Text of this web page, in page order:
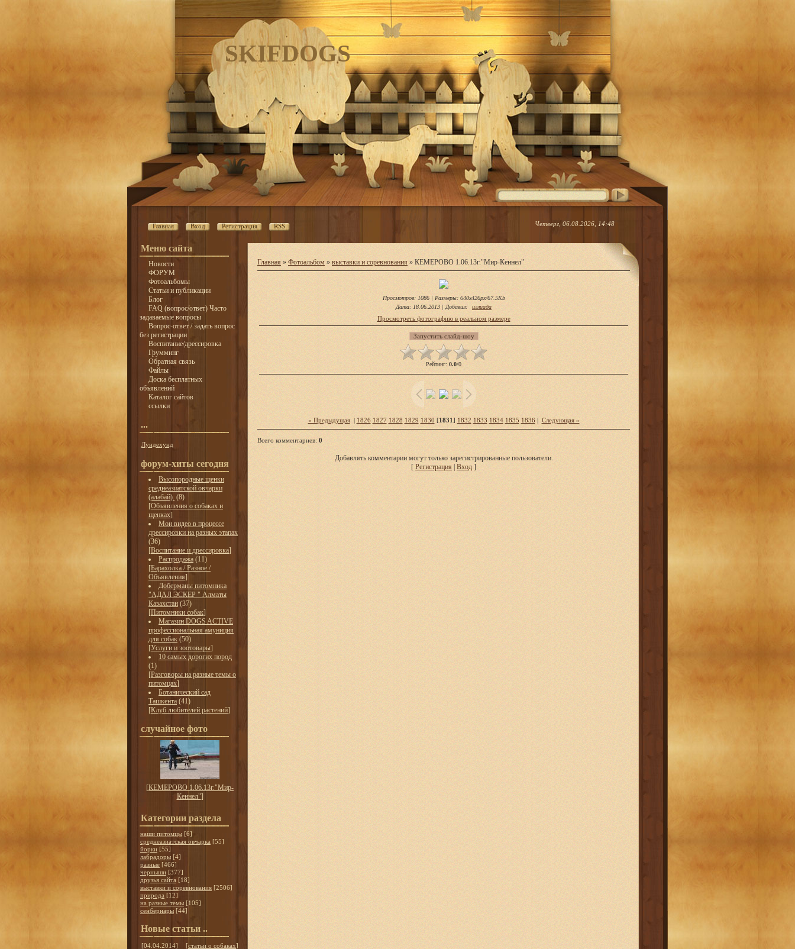
SKIFDOGS
Главная Вход Регистрация RSS Четверг, 06.08.2026, 14:48
Меню сайта
Новости
ФОРУМ
Фотоальбомы
Статьи и публикации
Блог
FAQ (вопрос/ответ) Часто
задаваемые вопросы
Вопрос-ответ / задать вопрос
без регистрации
Воспитание/дрессировка
Грумминг
Обратная связь
Файлы
Доска бесплатных
объявлений
Каталог сайтов
ссылки
...
Лундехунд
форум-хиты сегодня
Высопородные щенки
среднеазиатской овчарки
(алабай). (8)
[Объявления о собаках и
щенках]
Мои видео в процессе
дрессировки на разных этапах
(36)
[Воспитание и дрессировка]
Распродажа (11)
[Барахолка / Разное /
Объявления]
Доберманы питомника
"АДАЛ ЭСКЕР " Алматы
Казахстан (37)
[Питомники собак]
Магазин DOGS ACTIVE
профессиональная амуниция
для собак (50)
[Услуги и зоотовары]
10 самых дорогих пород
(1)
[Разговоры на разные темы о
питомцах]
Ботанический сад
Ташкента (41)
[Клуб любителей растений]
случайное фото
[КЕМЕРОВО 1.06.13г."Мир-
Кеннел"]
Категории раздела
наши питомцы [6]
среднеазиатская овчарка [55]
йорки [55]
лабрадоры [4]
разные [466]
черныши [377]
друзья сайта [18]
выставки и соревнования [2506]
природа [12]
на разные темы [105]
сенбернары [44]
Новые статьи ..
[04.04.2014] [статьи о собаках]
Главная » Фотоальбом » выставки и соревнования » КЕМЕРОВО 1.06.13г."Мир-Кеннел"
Просмотров: 1086 | Размеры: 640x426px/67.5Kb
Дата: 18.06.2013 | Добавил: иллиада
Просмотреть фотографию в реальном размере
Рейтинг: 0.0/0
« Предыдущая| 1826 1827 1828 1829 1830 [1831] 1832 1833 1834 1835 1836| Следующая »
Всего комментариев: 0
Добавлять комментарии могут только зарегистрированные пользователи.
[ Регистрация Вход ]